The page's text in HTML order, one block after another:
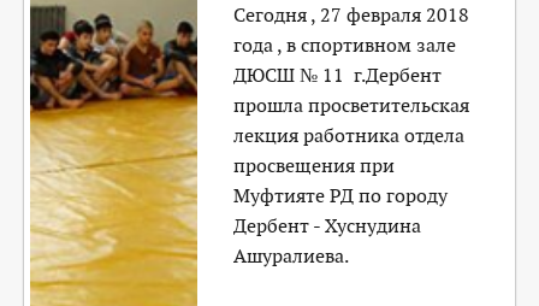
Сегодня , 27 февраля 2018
года , в спортивном зале
ДЮСШ № 11 г.Дербент
прошла просветительская
лекция работника отдела
просвещения при
Муфтияте РД по городу
Дербент - Хуснудина
Ашуралиева.